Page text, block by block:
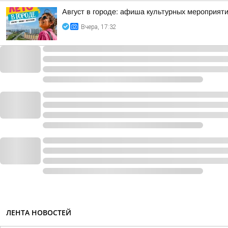
Август в городе: афиша культурных
Вчера, 17:32
ЛЕНТА НОВОСТЕЙ